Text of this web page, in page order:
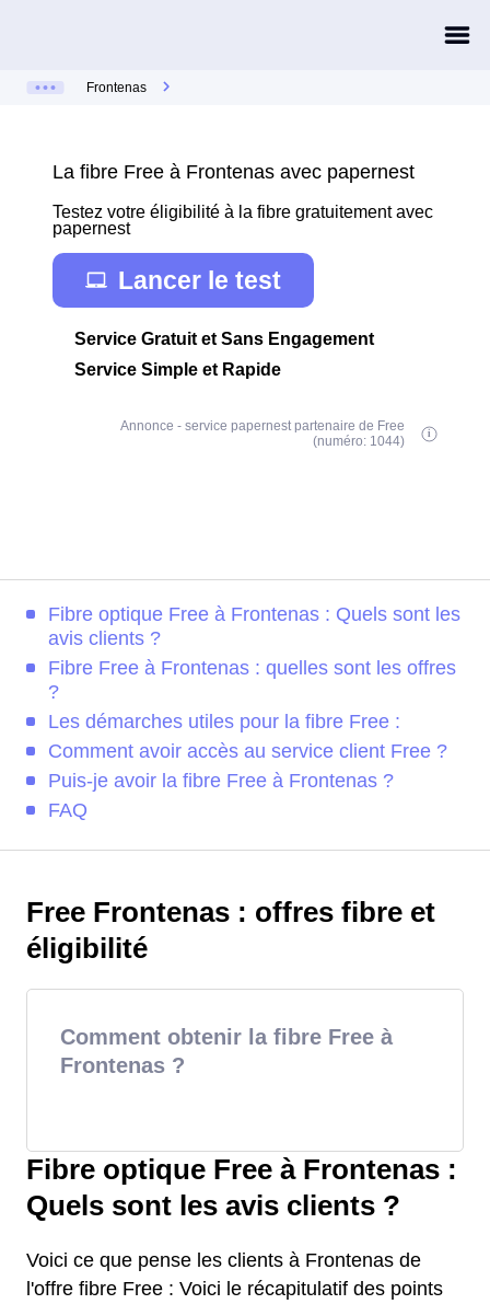
Frontenas
La fibre Free à Frontenas avec papernest
Testez votre éligibilité à la fibre gratuitement avec
papernest
Lancer le test
Service Gratuit et Sans Engagement
Service Simple et Rapide
Annonce - service papernest partenaire de Free
(numéro: 1044)
Fibre optique Free à Frontenas : Quels sont les
avis clients ?
Fibre Free à Frontenas : quelles sont les offres
?
Les démarches utiles pour la fibre Free :
Comment avoir accès au service client Free ?
Puis-je avoir la fibre Free à Frontenas ?
FAQ
Free Frontenas : offres fibre et
éligibilité
Comment obtenir la fibre Free à
Frontenas ?
Fibre optique Free à Frontenas :
Quels sont les avis clients ?
Voici ce que pense les clients à Frontenas de
l'offre fibre Free : Voici le récapitulatif des points